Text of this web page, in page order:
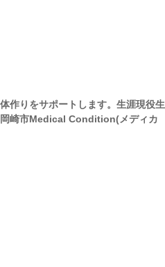
作りをサポートします。生涯現役生
岡崎市Medical Condition(メディカ